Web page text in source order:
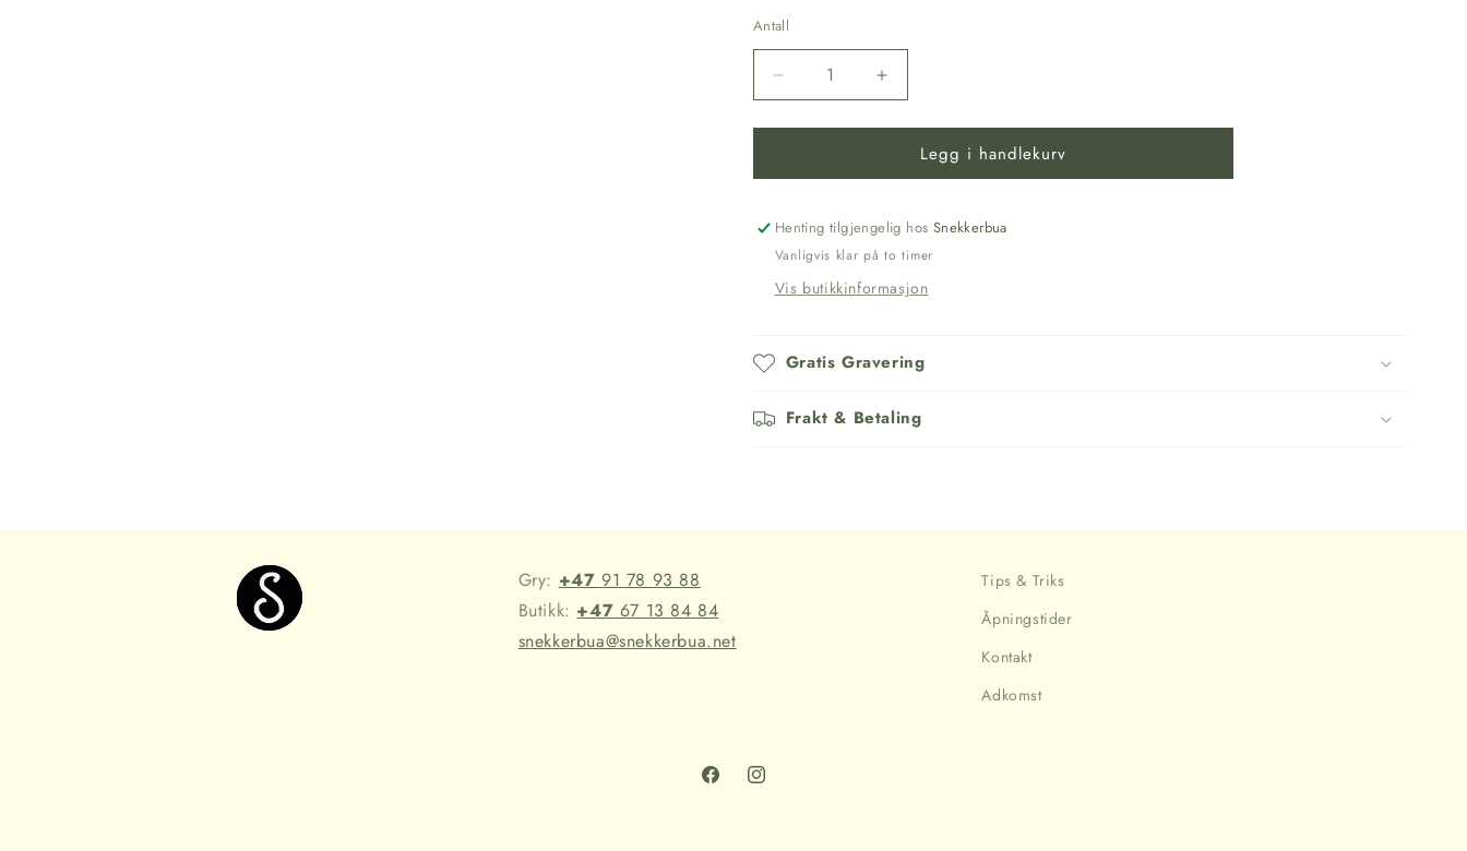
Antall
antallet
for
Kniv
i
1
Øk
antallet
for
Samisk
Kniv
i
Legg i handlekurv
Henting tilgjengelig hos Snekkerbua
Vanligvis klar på to timer
Vis butikkinformasjon
Gratis Gravering
Frakt & Betaling
Gry: +4791 78 93 88
Butikk: +47 67 13 84 84
snekkerbua@snekkerbua.net
Tips & Triks
Åpningstider
Kontakt
Adkomst
FacebookInstagram